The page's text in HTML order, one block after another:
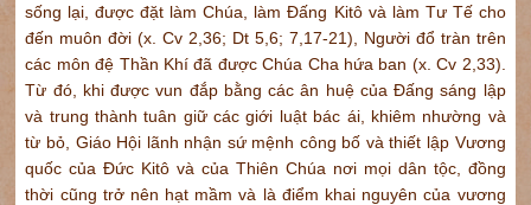
sống lại, được đặt làm Chúa, làm Đấng Kitô và làm Tư Tế cho
đến muôn đời (x. Cv 2,36; Dt 5,6; 7,17-21), Người đổ tràn trên
các môn đệ Thần Khí đã được Chúa Cha hứa ban (x. Cv 2,33).
Từ đó, khi được vun đắp bằng các ân huệ của Đấng sáng lập
và trung thành tuân giữ các giới luật bác ái, khiêm nhường và
từ bỏ, Giáo Hội lãnh nhận sứ mệnh công bố và thiết lập Vương
quốc của Đức Kitô và của Thiên Chúa nơi mọi dân tộc, đồng
thời cũng trở nên hạt mầm và là điểm khai nguyên của vương